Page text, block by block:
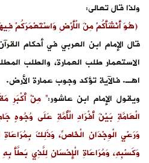
علماء الشافعية:
على الوجوب”
بِالثَّرْوَةِ
الْمَنْفَعَةِ الْعَامَّةِ
كَدَّ لِجَمْعِ الْمَالِ
الْمَقْصِدُ مِنْ أَشْرَفِ